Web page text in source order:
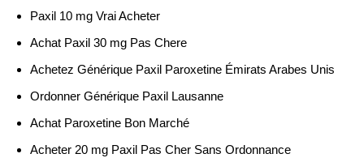
Paxil 10 mg Vrai Acheter
Achat Paxil 30 mg Pas Chere
Achetez Générique Paxil Paroxetine Émirats Arabes Unis
Ordonner Générique Paxil Lausanne
Achat Paroxetine Bon Marché
Acheter 20 mg Paxil Pas Cher Sans Ordonnance